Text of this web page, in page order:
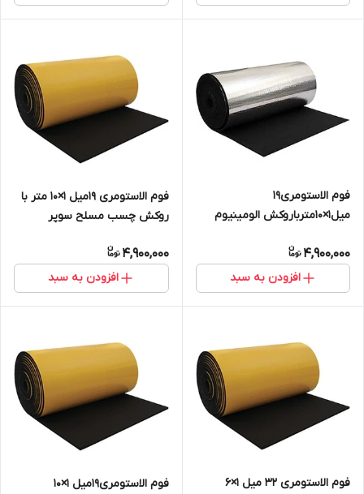
فوم الاستومری19
میل1×10مترباروکش الومینیوم
4,900,000
افزودن به سبد
فوم الاستومری 19میل 1×10 متر با
روکش چسب مسلح سوپر
4,900,000
افزودن به سبد
فوم الاستومری 32 میل 1×6
فوم الاستومری19میل 1×10